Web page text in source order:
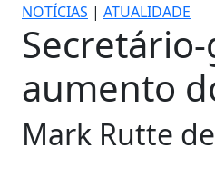
NOTÍCIAS | ATUALIDADE
aumento
Mark Rutte